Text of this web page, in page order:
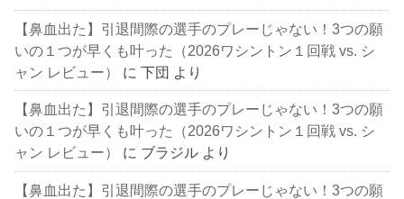
【鼻血出た】引退間際の選手のプレーじゃない！3つの願
いの１つが早くも叶った（2026ワシントン１回戦 vs. シ
ャン レビュー）
に下団 より
【鼻血出た】引退間際の選手のプレーじゃない！3つの願
いの１つが早くも叶った（2026ワシントン１回戦 vs. シ
ャン レビュー）
に ブラジル より
【鼻血出た】引退間際の選手のプレーじゃない！3つの願